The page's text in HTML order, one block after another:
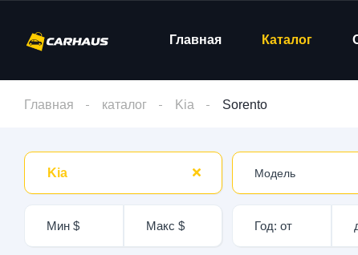
Главная Каталог
Главная каталог Kia Sorento
Kia